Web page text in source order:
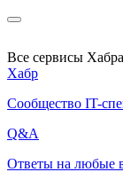
Все сервисы Хабра
Хабр
Сообщество IT-
Q&A
Ответы на любые